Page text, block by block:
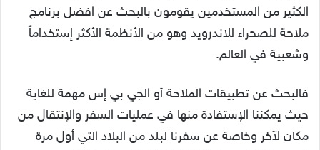
الكثير من المستخدمين يقومون بالبحث عن افضل برنامج
ملاحة للصحراء للاندرويد وهو من الأنظمة الأكثر إستخداماً
وشعبية في العالم.
فالبحث عن تطبيقات الملاحة أو الجي بي إس مهمة للغاية
حيث يمكننا الإستفادة منها في عمليات السفر والإنتقال من
مكان لآخر وخاصة عن سفرنا لبلد من البلاد التي أول مرة